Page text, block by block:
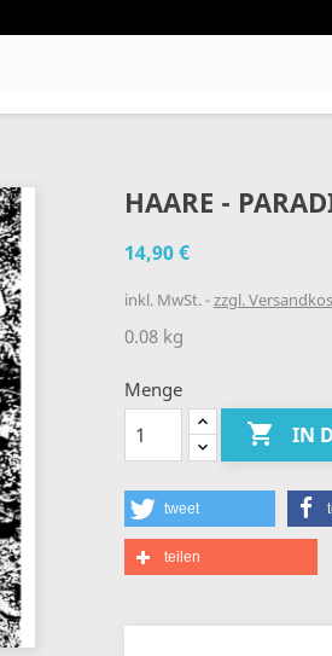
HAARE -
14,90 €
inkl. MwSt. zzgl.
0.08 kg
Menge
 IN
tweet
teilen